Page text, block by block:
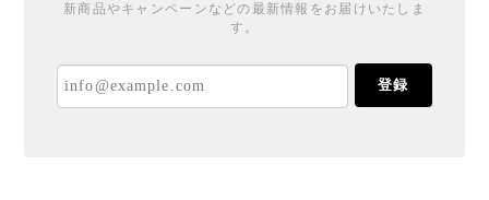
新商品やキャンペーンなどの最新情報をお届けいたしま
す。
登録